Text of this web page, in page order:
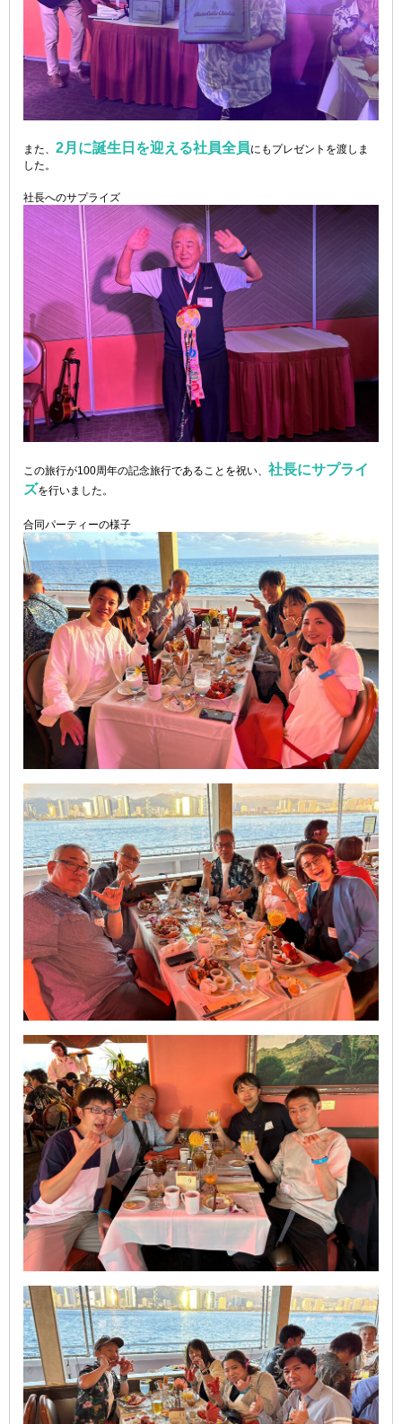
また、 2月に誕生日を迎える社員全員にもプレゼントを渡しま
した。
社長へのサプライズ
この旅行が100周年の記念旅行であることを祝い、 社長にサプライ
ズを行いました。
合同パーティーの様子